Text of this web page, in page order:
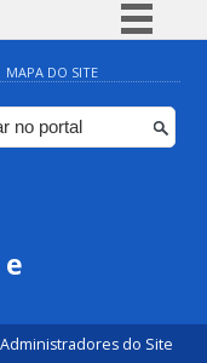
Simplifique!
Comunica BR
Participe
MAPA DO SITE
Administradores do Site